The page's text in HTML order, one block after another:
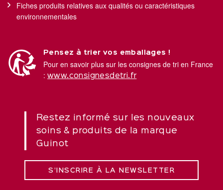
Fiches produits relatives aux qualités ou caractéristiques
environnementales
Pensez à trier vos emballages !
Pour en savoir plus sur les consignes de tri en France
: www.consignesdetri.fr
Restez informé sur les nouveaux
soins & produits de la marque
Guinot
S’INSCRIRE À LA NEWSLETTER